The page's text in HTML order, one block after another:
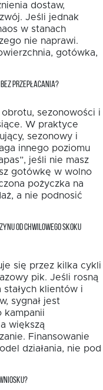
dostaw,
Jeśli jednak
w stanach
nie naprawi.
gotówka,
PRZEPŁACANIA?
sezonowości i
W praktyce
sezonowy i
innego poziomu
jeśli nie masz
gotówkę w wolno
pożyczka na
a nie podnosić
OD CHWILOWEGO SKOKU
się przez kilka cykli
pik. Jeśli rosną
klientów i
sygnał jest
kampanii
większą
Finansowanie
działania, nie pod